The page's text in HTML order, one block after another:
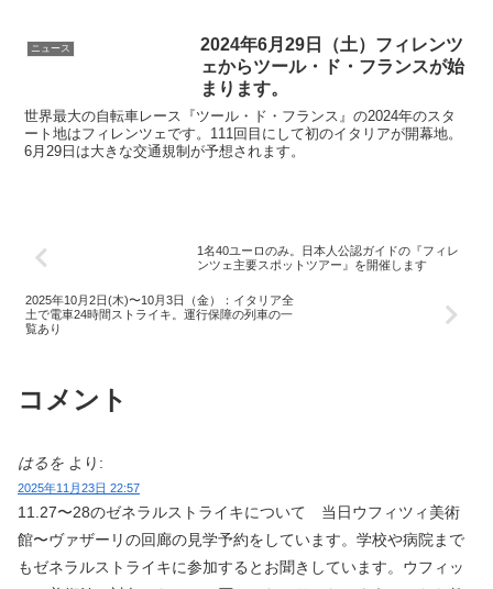
ニュース
2024年6月29日（土）フィレンツ
ェからツール・ド・フランスが始
まります。
世界最大の自転車レース『ツール・ド・フランス』の2024年のスタ
ート地はフィレンツェです。111回目にして初のイタリアが開幕地。
6月29日は大きな交通規制が予想されます。
1名40ユーロのみ。日本人公認ガイドの『フィレ
ンツェ主要スポットツアー』を開催します
2025年10月2日(木)〜10月3日（金）：イタリア全
土で電車24時間ストライキ。運行保障の列車の一
覧あり
コメント
はるを より:
2025年11月23日 22:57
11.27〜28のゼネラルストライキについて 当日ウフィツィ美術
館〜ヴァザーリの回廊の見学予約をしています。学校や病院まで
もゼネラルストライキに参加するとお聞きしています。ウフィッ